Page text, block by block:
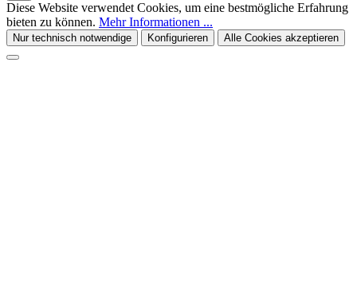
Diese Website verwendet Cookies, um eine bestmögliche Erfahrung
bieten zu können. Mehr Informationen ...
Nur technisch notwendige Konfigurieren Alle Cookies akzeptieren